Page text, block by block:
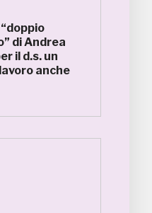
di Andrea
il d.s. un
anche